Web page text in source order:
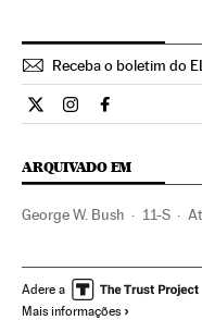
Receba o boletim do
Cultura El País Brasil
Cultura El País
Cultura El
ARQUIVADO EM
George W. Bush 11-S
História contemporânea
Adere a
Mais informações